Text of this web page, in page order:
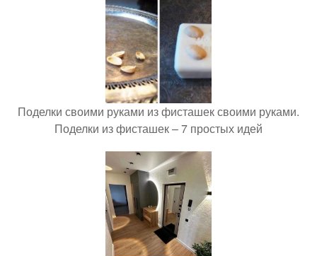
Поделки своими руками из фисташек своими руками.
Поделки из фисташек – 7 простых идей